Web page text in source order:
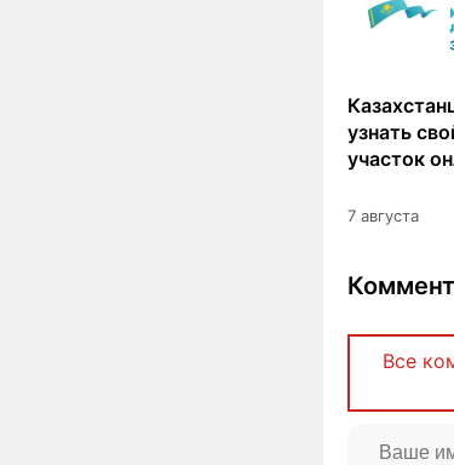
узнать
участок
7 августа
Все